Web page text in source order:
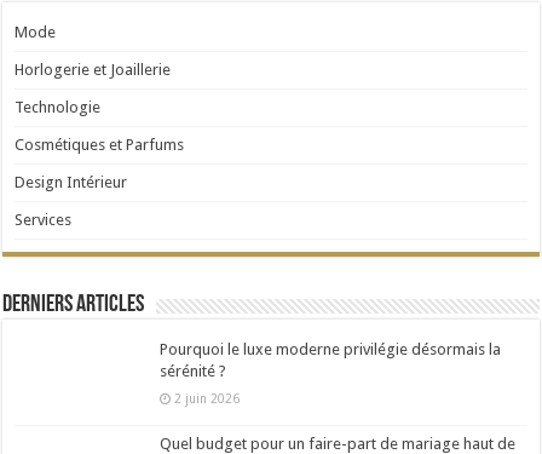
Mode
Horlogerie et Joaillerie
Technologie
Cosmétiques et Parfums
Design Intérieur
Services
Derniers articles
Pourquoi le luxe moderne privilégie désormais la
sérénité ?
2 juin 2026
Quel budget pour un faire-part de mariage haut de